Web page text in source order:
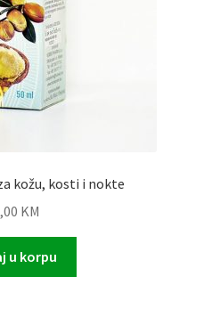
kožu, kosti i nokte
KM
u korpu